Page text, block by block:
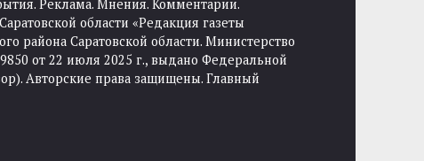
Реклама. Мнения. Комментарии.
области «Редакция газеты
района Саратовской области. Министерство
от 22 июля 2025 г., выдано Федеральной
Авторские права защищены. Главный